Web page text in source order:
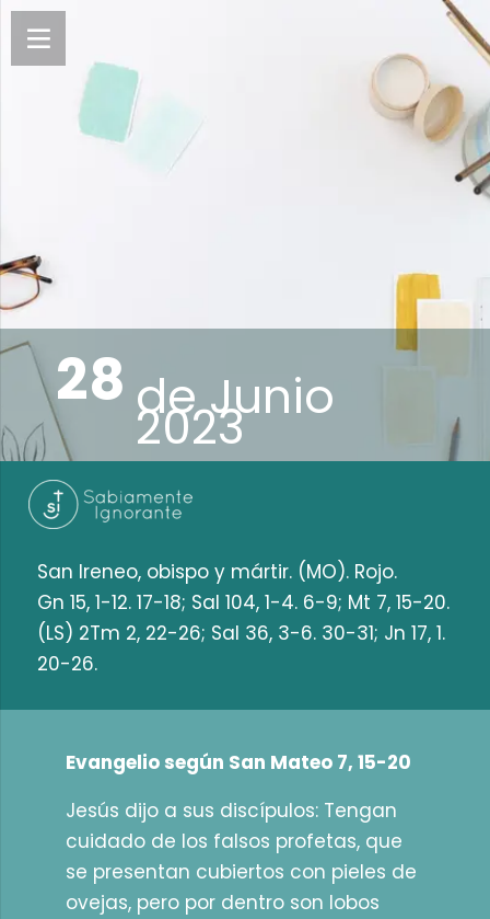
28 deJunio
2023
San Ireneo, obispo y mártir. (MO). Rojo.
Gn 15, 1-12. 17-18; Sal 104, 1-4. 6-9; Mt 7, 15-20.
(LS) 2Tm 2, 22-26; Sal 36, 3-6. 30-31; Jn 17, 1.
20-26.
Evangelio según San Mateo 7, 15-20
Jesús dijo a sus discípulos: Tengan
cuidado de los falsos profetas, que
se presentan cubiertos con pieles de
ovejas, pero por dentro son lobos